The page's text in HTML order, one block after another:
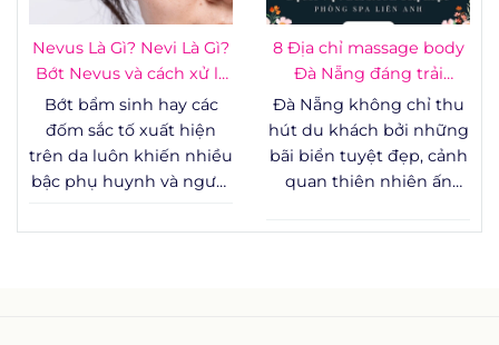
tay, thường tạo ra những
rào cản tâm lý lớn.
Không chỉ ảnh hưởng
đến yếu tố thẩm mỹ,
một số trường hợp bớt
mạch máu còn liên quan
đến các vấn đề y khoa
cần được theo dõi sát
Nevus Là Gì? Nevi Là Gì?
Bớt Nevus và cách xử lý
an toàn
Bớt bẩm sinh hay các
đốm sắc tố xuất hiện
trên da luôn khiến nhiều
bậc phụ huynh và người
khoăn: đây là hiện tượng
8 Địa chỉ massage body
Đà Nẵng đáng trải
nghiệm
Đà Nẵng không chỉ thu
hút du khách bởi những
bãi biển tuyệt đẹp, cảnh
quan thiên nhiên ấn
năng động, mà còn là